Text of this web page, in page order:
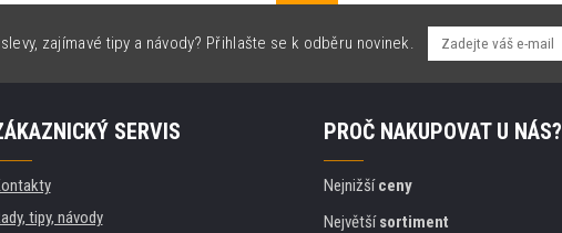
zajímavé tipy a návody? Přihlašte se k odběru novinek.
SERVIS
tipy, návody
PROČ NAKUPOVAT U NÁS?
Nejnižšíceny
Největšísortiment